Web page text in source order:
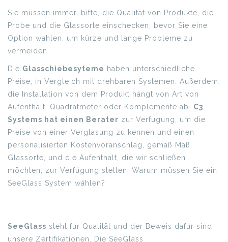
Sie müssen immer, bitte, die Qualität von Produkte, die
Probe und die Glassorte einschecken, bevor Sie eine
Option wählen, um kürze und länge Probleme zu
vermeiden.
Die Glasschiebesyteme haben unterschiedliche
Preise, in Vergleich mit drehbaren Systemen. Außerdem,
die Installation von dem Produkt hängt von Art von
Aufenthalt, Quadratmeter oder Komplemente ab. C3
Systems hat einen Berater zur Verfügung, um die
Preise von einer Verglasung zu kennen und einen
personalisierten Kostenvoranschlag, gemäß Maß,
Glassorte, und die Aufenthalt, die wir schließen
möchten, zur Verfügung stellen. Warum müssen Sie ein
SeeGlass System wählen?
SeeGlass steht für Qualität und der Beweis dafür sind
unsere Zertifikationen. Die SeeGlass